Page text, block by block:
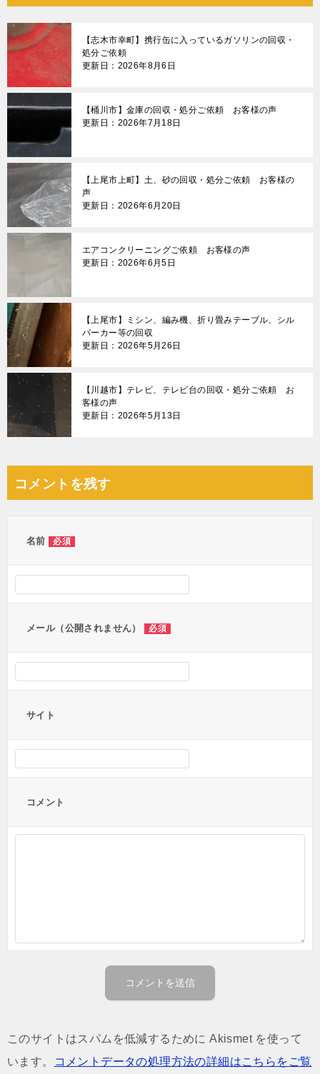
【志木市幸町】携行缶に入っているガソリンの回収・
処分ご依頼
更新日：2026年8月6日
【桶川市】金庫の回収・処分ご依頼 お客様の声
更新日：2026年7月18日
【上尾市上町】土、砂の回収・処分ご依頼 お客様の
声
更新日：2026年6月20日
エアコンクリーニングご依頼 お客様の声
更新日：2026年6月5日
【上尾市】ミシン、編み機、折り畳みテーブル、シル
バーカー等の回収
更新日：2026年5月26日
【川越市】テレビ、テレビ台の回収・処分ご依頼 お
客様の声
更新日：2026年5月13日
コメントを残す
名前 必須
メール（公開されません） 必須
サイト
コメント
このサイトはスパムを低減するために Akismet を使って
います。
コメントデータの処理方法の詳細はこちらをご覧